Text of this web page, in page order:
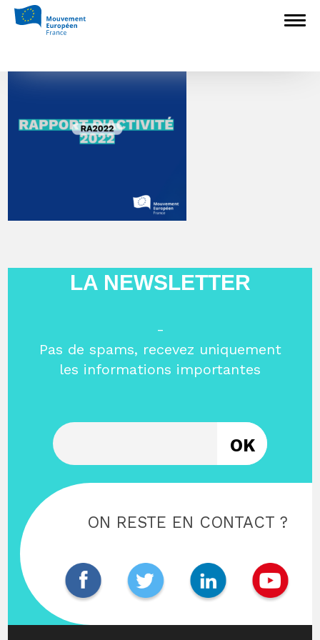
2
LA NEWSLETTER
-
Pas de spams, recevez uniquement
les informations importantes
ON RESTE EN CONTACT ?